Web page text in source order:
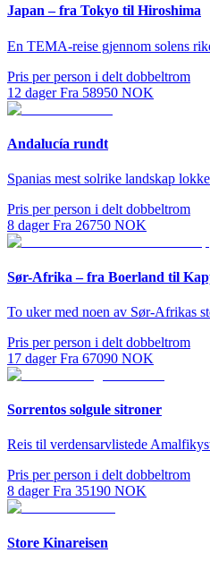
Japan – fra Tokyo til Hiroshima
En TEMA-reise gjennom solens
Pris per person i delt dobbeltrom
12 dager Fra 58950 NOK
Andalucía rundt
Spanias mest solrike landskap
Pris per person i delt dobbeltrom
8 dager Fra 26750 NOK
Sør-Afrika – fra Boerland til
To uker med noen av Sør-Afrikas
Pris per person i delt dobbeltrom
17 dager Fra 67090 NOK
Sorrentos solgule sitroner
Reis til verdensarvlistede
Pris per person i delt dobbeltrom
8 dager Fra 35190 NOK
Store Kinareisen